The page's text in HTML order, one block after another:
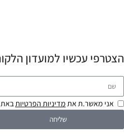
הצטרפי עכשיו למועדון הלקוחות שלנו וקבלי 5%
אני מאשר.ת אתמדיניות הפרטיות
שליחה